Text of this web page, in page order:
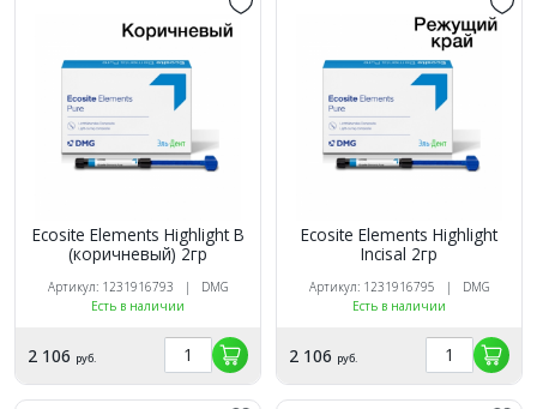
Ecosite Elements Highlight B
(коричневый) 2гр
Артикул: 1231916793 | DMG
Есть в наличии
2 106 руб.
Ecosite Elements Highlight
Incisal 2гр
Артикул: 1231916795 | DMG
Есть в наличии
2 106 руб.